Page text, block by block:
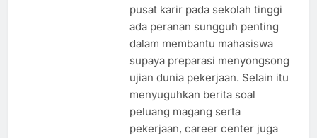
pusat karir pada sekolah tinggi
ada peranan sungguh penting
dalam membantu mahasiswa
supaya preparasi menyongsong
ujian dunia pekerjaan. Selain itu
menyuguhkan berita soal
peluang magang serta
pekerjaan, career center juga